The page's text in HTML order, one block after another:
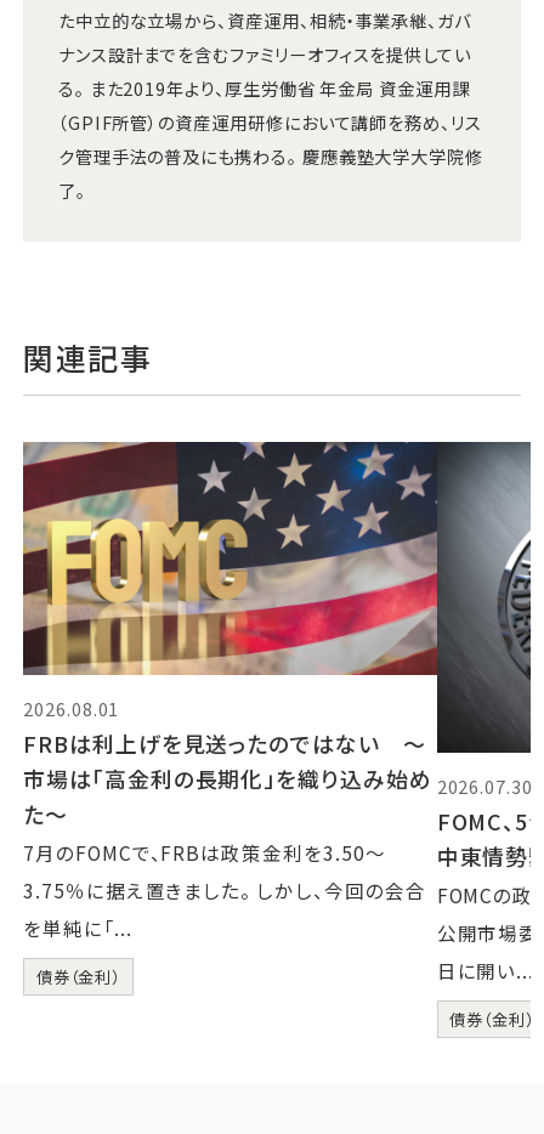
た中立的な立場から、資産運用、相続・事業承継、ガバ
ナンス設計までを含むファミリーオフィスを提供してい
る。 また2019年より、厚生労働省 年金局 資金運用課
（GPIF所管）の資産運用研修において講師を務め、リス
ク管理手法の普及にも携わる。 慶應義塾大学大学院修
了。
関連記事
2026.08.01
FRBは利上げを見送ったのではない 〜
市場は「高金利の長期化」を織り込み始め
た〜
7月のFOMCで、FRBは政策金利を3.50〜
3.75％に据え置きました。 しかし、今回の会合
を単純に「...
債券（金利）
2026.07.30
FOMC、
中東情勢
FOMCの政
公開市場委
日に開い...
債券（金利）